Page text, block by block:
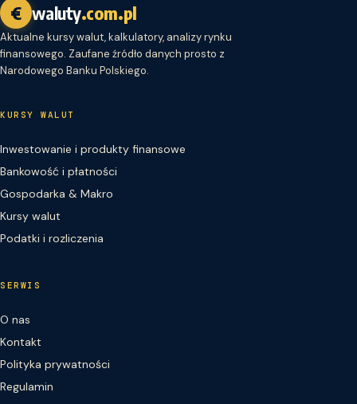
€ waluty.com.pl
Aktualne kursy walut, kalkulatory, analizy rynku
finansowego. Zaufane źródło danych prosto z
Narodowego Banku Polskiego.
KURSY WALUT
Inwestowanie i produkty finansowe
Bankowość i płatności
Gospodarka & Makro
Kursy walut
Podatki i rozliczenia
SERWIS
O nas
Kontakt
Polityka prywatności
Regulamin